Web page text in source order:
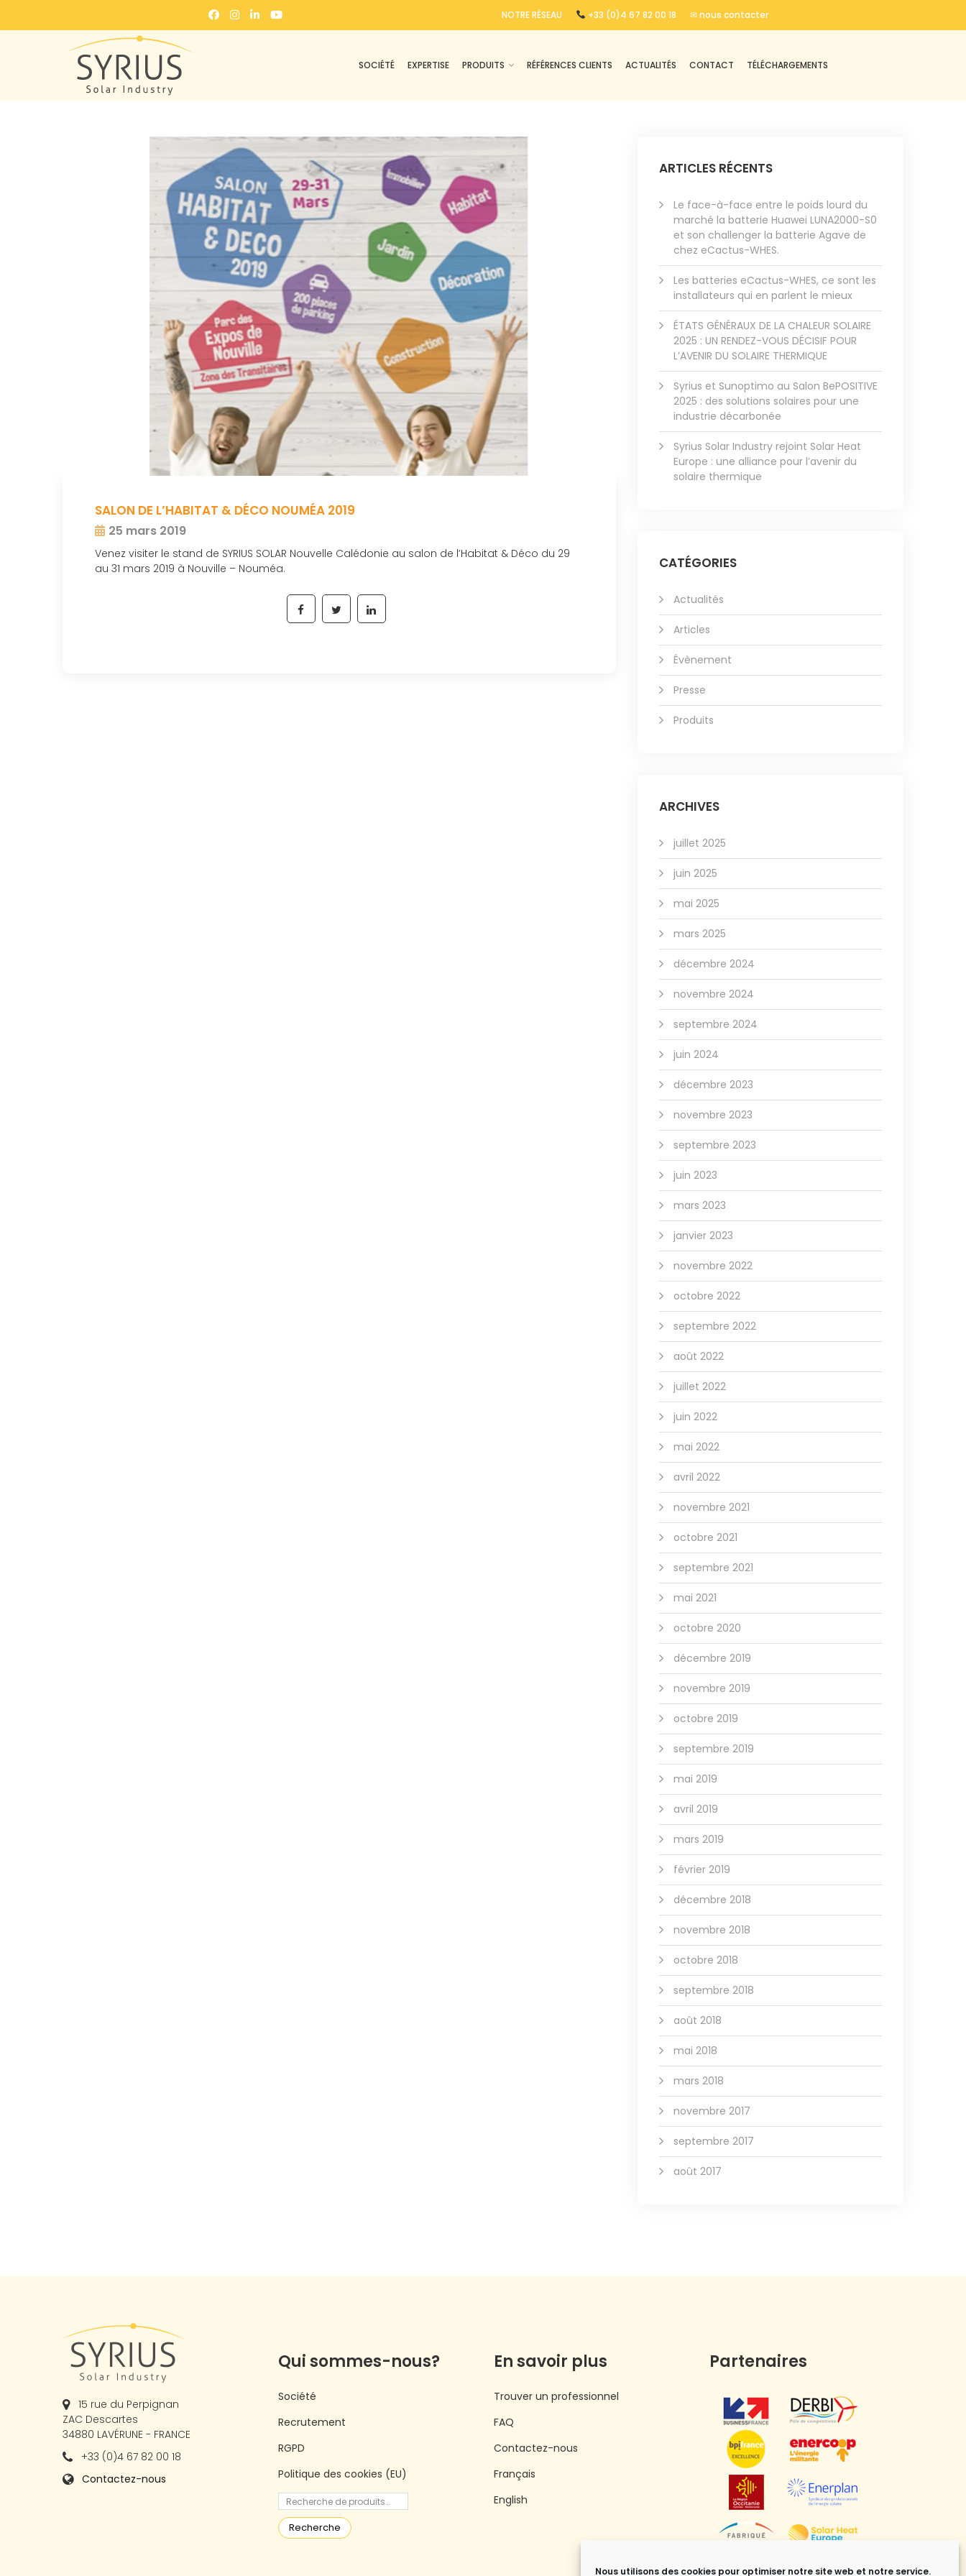
Nous utilisons des cookies pour optimiser notre site web et notre service.
NOTRE RÉSEAU +33 (0)4 67 82 00 18 ✉ nous contacter
SOCIÉTÉ EXPERTISE PRODUITS RÉFÉRENCES CLIENTS ACTUALITÉS CONTACT TÉLÉCHARGEMENTS
SALON DE L’HABITAT & DÉCO NOUMÉA 2019
25 mars 2019
Venez visiter le stand de SYRIUS SOLAR Nouvelle Calédonie au salon de l’Habitat & Déco du 29
au 31 mars 2019 à Nouville – Nouméa.
ARTICLES RÉCENTS
Le face-à-face entre le poids lourd du
marché la batterie Huawei LUNA2000-S0
et son challenger la batterie Agave de
chez eCactus-WHES.
Les batteries eCactus-WHES, ce sont les
installateurs qui en parlent le mieux
ÉTATS GÉNÉRAUX DE LA CHALEUR SOLAIRE
2025 : UN RENDEZ-VOUS DÉCISIF POUR
L’AVENIR DU SOLAIRE THERMIQUE
Syrius et Sunoptimo au Salon BePOSITIVE
2025 : des solutions solaires pour une
industrie décarbonée
Syrius Solar Industry rejoint Solar Heat
Europe : une alliance pour l’avenir du
solaire thermique
CATÉGORIES
Actualités
Articles
Évènement
Presse
Produits
ARCHIVES
juillet 2025
juin 2025
mai 2025
mars 2025
décembre 2024
novembre 2024
septembre 2024
juin 2024
décembre 2023
novembre 2023
septembre 2023
juin 2023
mars 2023
janvier 2023
novembre 2022
octobre 2022
septembre 2022
août 2022
juillet 2022
juin 2022
mai 2022
avril 2022
novembre 2021
octobre 2021
septembre 2021
mai 2021
octobre 2020
décembre 2019
novembre 2019
octobre 2019
septembre 2019
mai 2019
avril 2019
mars 2019
février 2019
décembre 2018
novembre 2018
octobre 2018
septembre 2018
août 2018
mai 2018
mars 2018
novembre 2017
septembre 2017
août 2017
15 rue du Perpignan
ZAC Descartes
34880 LAVÉRUNE - FRANCE
+33 (0)4 67 82 00 18
Contactez-nous
Qui sommes-nous?
Société
Recrutement
RGPD
Politique des cookies (EU)
Recherche
En savoir plus
Trouver un professionnel
FAQ
Contactez-nous
Français
English
Partenaires